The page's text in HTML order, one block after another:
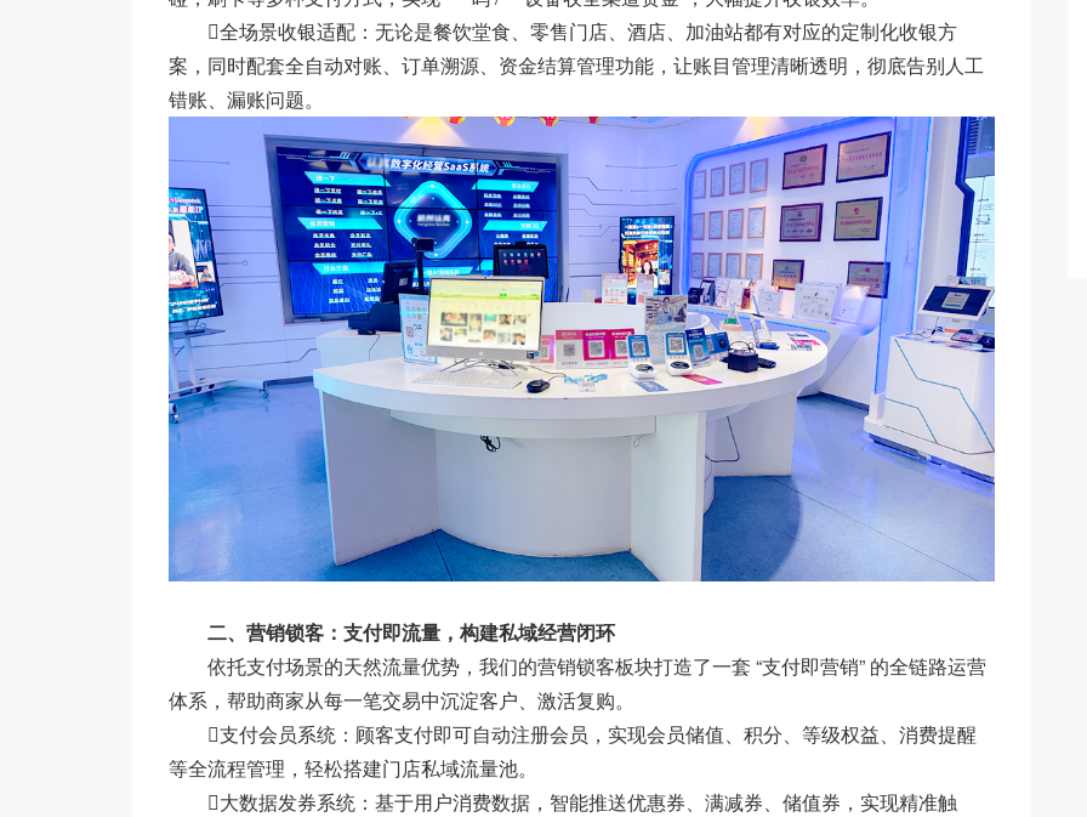
全场景收银适配：无论是餐饮堂食、零售门店、酒店、加油站都有对应的定制化收银方
案，同时配套全自动对账、订单溯源、资金结算管理功能，让账目管理清晰透明，彻底告别人工
错账、漏账问题。
二、营销锁客：支付即流量，构建私域经营闭环
依托支付场景的天然流量优势，我们的营销锁客板块打造了一套 “支付即营销” 的全链路运营
体系，帮助商家从每一笔交易中沉淀客户、激活复购。
支付会员系统：顾客支付即可自动注册会员，实现会员储值、积分、等级权益、消费提醒
等全流程管理，轻松搭建门店私域流量池。
大数据发券系统：基于用户消费数据，智能推送优惠券、满减券、储值券，实现精准触